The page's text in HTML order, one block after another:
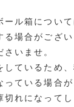
ル箱について
る場合がござ
いませ。
ているため、
っている場合が
切れになって